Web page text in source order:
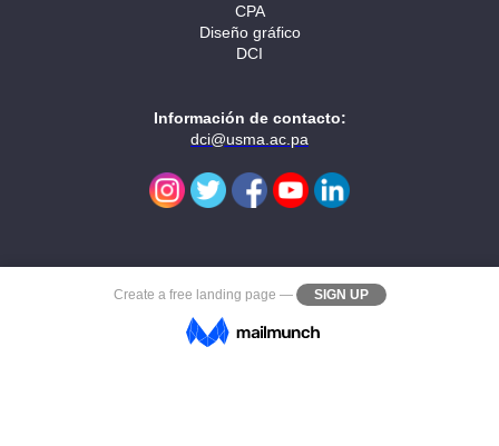
CPA
Diseño gráfico
DCI
Información de contacto:
dci@usma.ac.pa
Create a free landing page — SIGN UP